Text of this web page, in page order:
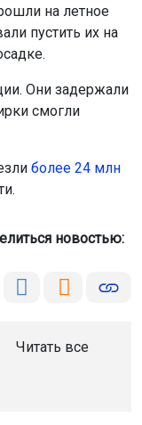
на летное
пустить их на
Они задержали
смогли
более 24 млн
новостью:
Читать все